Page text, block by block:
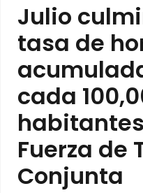
Julio
tasa de
cada
Fuerza de
Conjunta